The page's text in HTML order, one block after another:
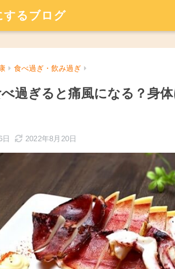
するブログ
食べ過ぎ・飲み過ぎ
過ぎると痛風になる？身
2022年8月20日